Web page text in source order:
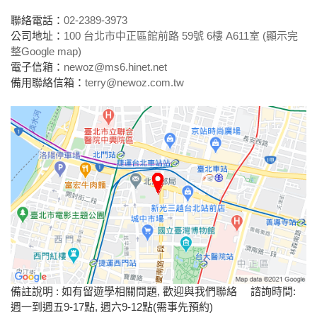
聯絡電話： 02-2389-3973
公司地址： 100 台北市中正區館前路 59號 6樓 A611室 (顯示完
整Google map)
電子信箱： newoz@ms6.hinet.net
備用聯絡信箱： terry@newoz.com.tw
備註說明 : 如有留遊學相關問題, 歡迎與我們聯絡 諮詢時間:
週一到週五9-17點, 週六9-12點(需事先預約)